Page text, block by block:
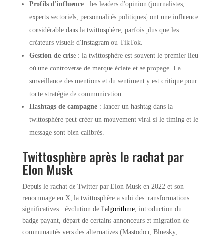
Profils d'influence: les leaders d'opinion (journalistes,
experts sectoriels, personnalités politiques) ont une influence
considérable dans la twittosphère, parfois plus que les
créateurs visuels d'Instagram ou TikTok.
Gestion de crise: la twittosphère est souvent le premier lieu
où une controverse de marque éclate et se propage. La
surveillance des mentions et du sentiment y est critique pour
toute stratégie de communication.
Hashtags de campagne: lancer un hashtag dans la
twittosphère peut créer un mouvement viral si le timing et le
message sont bien calibrés.
Twittosphère après le rachat par
Elon Musk
Depuis le rachat de Twitter par Elon Musk en 2022 et son
renommage en X, la twittosphère a subi des transformations
significatives : évolution de l'algorithme, introduction du
badge payant, départ de certains annonceurs et migration de
communautés vers des alternatives (Mastodon, Bluesky,